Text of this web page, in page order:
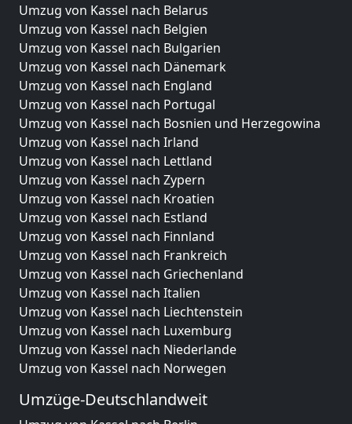
Umzug von Kassel nach Belarus
Umzug von Kassel nach Belgien
Umzug von Kassel nach Bulgarien
Umzug von Kassel nach Dänemark
Umzug von Kassel nach England
Umzug von Kassel nach Portugal
Umzug von Kassel nach Bosnien und Herzegowina
Umzug von Kassel nach Irland
Umzug von Kassel nach Lettland
Umzug von Kassel nach Zypern
Umzug von Kassel nach Kroatien
Umzug von Kassel nach Estland
Umzug von Kassel nach Finnland
Umzug von Kassel nach Frankreich
Umzug von Kassel nach Griechenland
Umzug von Kassel nach Italien
Umzug von Kassel nach Liechtenstein
Umzug von Kassel nach Luxemburg
Umzug von Kassel nach Niederlande
Umzug von Kassel nach Norwegen
Umzüge-Deutschlandweit